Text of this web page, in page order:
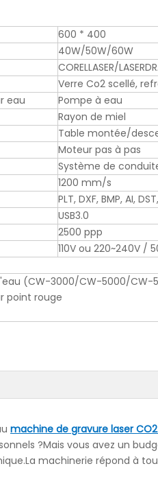
600 * 400
40W/50W/60W
CORELLASER/
Verre Co2 scellé,
eau
Pompe à eau
Rayon de miel
Table montée/
Moteur pas à pas
Système de
1200 mm/s
PLT, DXF, BMP, AI,
USB3.0
2500 ppp
110V ou 220~240V /
(CW-3000/CW-5000/CW-
point rouge
machine de gravure laser
?Mais vous avez un
machinerie répond à